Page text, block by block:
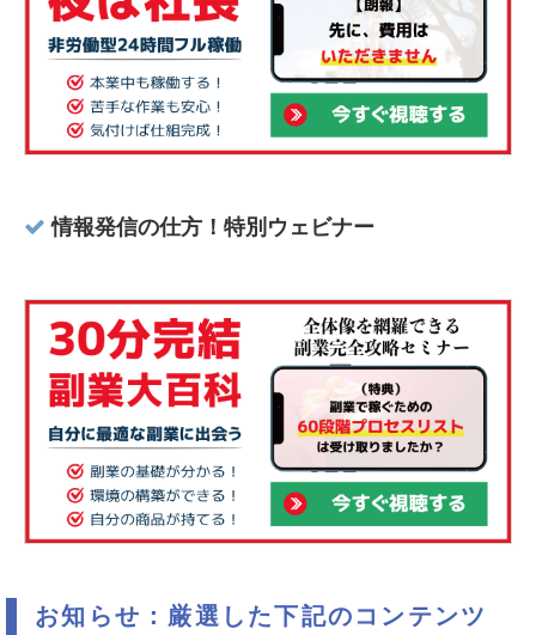
情報発信の仕方！特別ウェビナー
お知らせ：厳選した下記のコンテンツ